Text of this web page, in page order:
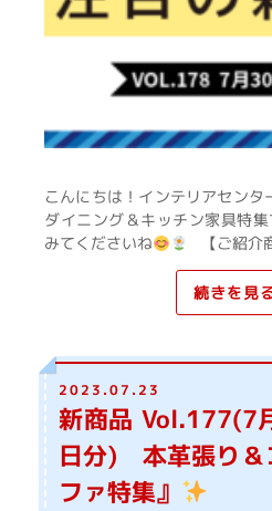
こんにちは！インテリアセン
ダイニング＆キッチン家具特集
みてくださいね
【ご紹介
続きを見
2023.07.23
新商品 Vol.177(7
日分) 本革張り＆
ファ特集』